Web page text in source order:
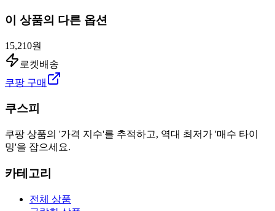
이 상품의 다른 옵션
15,210원
로켓배송
쿠팡 구매
쿠스피
쿠팡 상품의 '가격 지수'를 추적하고, 역대 최저가 '매수 타이
밍'을 잡으세요.
카테고리
전체 상품